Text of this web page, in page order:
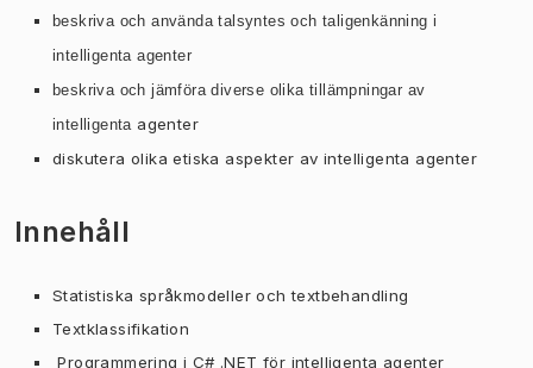
beskriva och använda talsyntes och taligenkänning i
intelligenta agenter
beskriva och jämföra diverse olika tillämpningar av
intelligenta agenter
diskutera olika etiska aspekter av intelligenta agenter
Innehåll
Statistiska språkmodeller och textbehandling
Textklassifikation
Programmering i C# .NET för intelligenta agenter